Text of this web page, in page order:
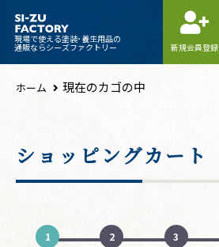
現場で使える塗装･養生用品の
通販ならシーズファクトリー 新規会員登録
ホーム 現在のカゴの中
ショッピングカート
1
2
3